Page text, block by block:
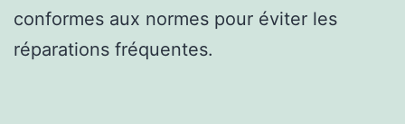
conformes aux normes pour éviter les
réparations fréquentes.